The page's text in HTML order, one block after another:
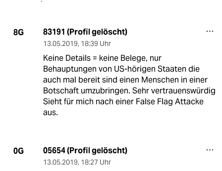
8G 83191 (Profil gelöscht)
13.05.2019, 18:39 Uhr
Keine Details = keine Belege, nur
Behauptungen von US-hörigen Staaten die
auch mal bereit sind einen Menschen in einer
Botschaft umzubringen. Sehr vertrauenswürdig
Sieht für mich nach einer False Flag Attacke
aus.
0G 05654 (Profil gelöscht)
13.05.2019, 18:27 Uhr